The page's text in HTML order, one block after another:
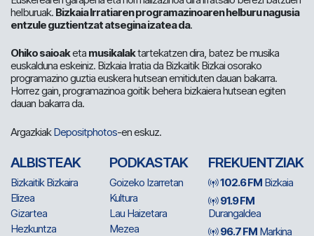
helburuak. Bizkaia Irratiaren programazinoaren helburu nagusia
entzule guztientzat atsegina izatea da.
Ohiko saioaketa musikalaktartekatzen dira, batez be musika
euskalduna eskeiniz. Bizkaia Irratia da Bizkaitik Bizkai osorako
programazino guztia euskera hutsean emitiduten dauan bakarra.
Horrez gain, programazinoa goitik behera bizkaiera hutsean egiten
dauan bakarra da.
ArgazkiakDepositphotos-en eskuz.
ALBISTEAK
Bizkaitik Bizkaira
Elizea
Gizartea
Hezkuntza
PODKASTAK
Goizeko Izarretan
Kultura
Lau Haizetara
Mezea
FREKUENTZIAK
102.6 FM Bizkaia
91.9 FM
Durangaldea
96.7 FM Markina